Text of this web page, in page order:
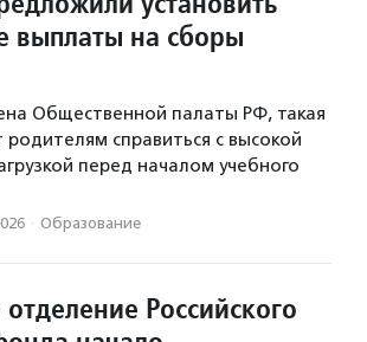
выплаты на сборы
Общественной палаты РФ, такая
справиться с высокой
перед началом учебного
· Образование
Российского